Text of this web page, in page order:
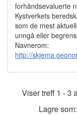
forhåndsevaluerte
Kystverkets
som de mest
unngå eller
Navnerom:
http://
Viser treff 1 - 3
Lagre som: